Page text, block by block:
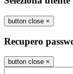
button close ×
Recupero
button close ×